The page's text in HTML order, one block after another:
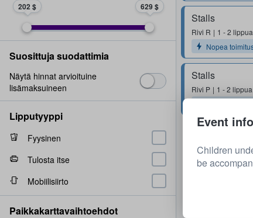
Stalls
Rivi R
1 - 2 lippua
Nopea
Stalls
Rivi P
1 - 2 lippua
202 $ 629 $
Suosittuja suodattimia
Näytä hinnat arvioituine
lisämaksuineen
Lipputyyppi
Fyysinen
Tulosta itse
Mobiilisiirto
Paikkakarttavaihtoehdot
Event
Children
be